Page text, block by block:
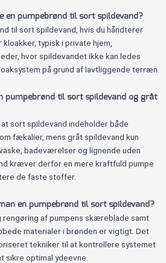
en pumpebrønd til sort spildevand?
til sort spildevand, hvis du håndterer
typisk i private hjem,
hvor spildevandet ikke kan ledes
på grund af lavtliggende terræn.
pumpebrønd til sort spildevand og gråt
sort spildevand indeholder både
fækalier, mens gråt spildevand kun
badeværelser og lignende uden
kræver derfor en mere kraftfuld pumpe
de faste stoffer.
en pumpebrønd til sort spildevand?
af pumpens skæreblade samt
materialer i brønden er vigtigt. Det
tekniker til at kontrollere systemet
sikre optimal ydeevne.